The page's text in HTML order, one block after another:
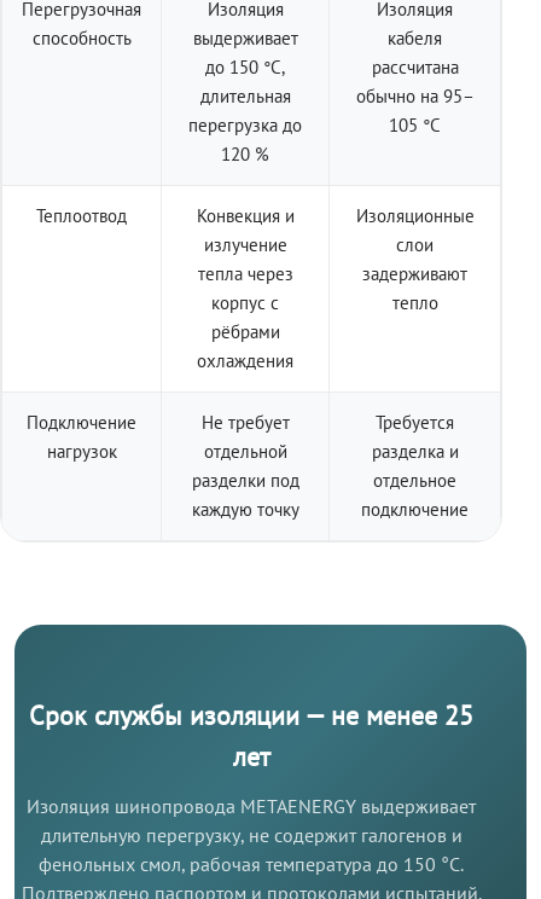
Перегрузочная
способность
Изоляция
выдерживает
до 150 °C,
длительная
перегрузка до
120 %
Изоляция
кабеля
рассчитана
обычно на 95–
105 °C
Теплоотвод
Конвекция и
излучение
тепла через
корпус с
рёбрами
охлаждения
Изоляционные
слои
задерживают
тепло
Подключение
нагрузок
Не требует
отдельной
разделки под
каждую точку
Требуется
разделка и
отдельное
подключение
Срок службы изоляции — не менее 25
лет
Изоляция шинопровода METAENERGY выдерживает
длительную перегрузку, не содержит галогенов и
фенольных смол, рабочая температура до 150 °C.
Подтверждено паспортом и протоколами испытаний.